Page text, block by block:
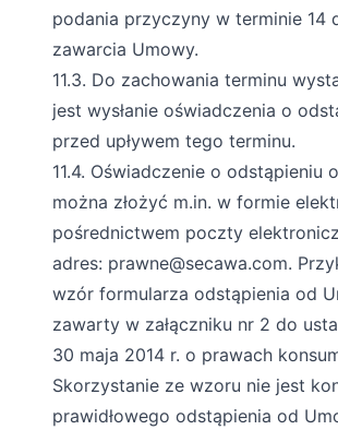
podania przyczyny w terminie 14
zawarcia Umowy.
11.3. Do zachowania terminu
jest wysłanie oświadczenia o
przed upływem tego terminu.
11.4. Oświadczenie o odstąpieniu
można złożyć m.in. w formie
pośrednictwem poczty
adres: prawne@secawa.com.
wzór formularza odstąpienia od
zawarty w załączniku nr 2 do
30 maja 2014 r. o prawach
Skorzystanie ze wzoru nie jest
prawidłowego odstąpienia od